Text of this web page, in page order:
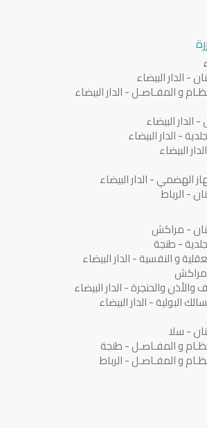
- الدار البيضاء
و المفـاصـل - الدار البيضاء
البيضاء
- الدار البيضاء
البيضاء
الهضمي - الدار البيضاء
- الرباط
- مراكش
- طنجة
و النفسية - الدار البيضاء
مراكش
والحنجرة - الدار البيضاء
البولية - الدار البيضاء
- سلا
و المفـاصـل - طنجة
و المفـاصـل - الرباط